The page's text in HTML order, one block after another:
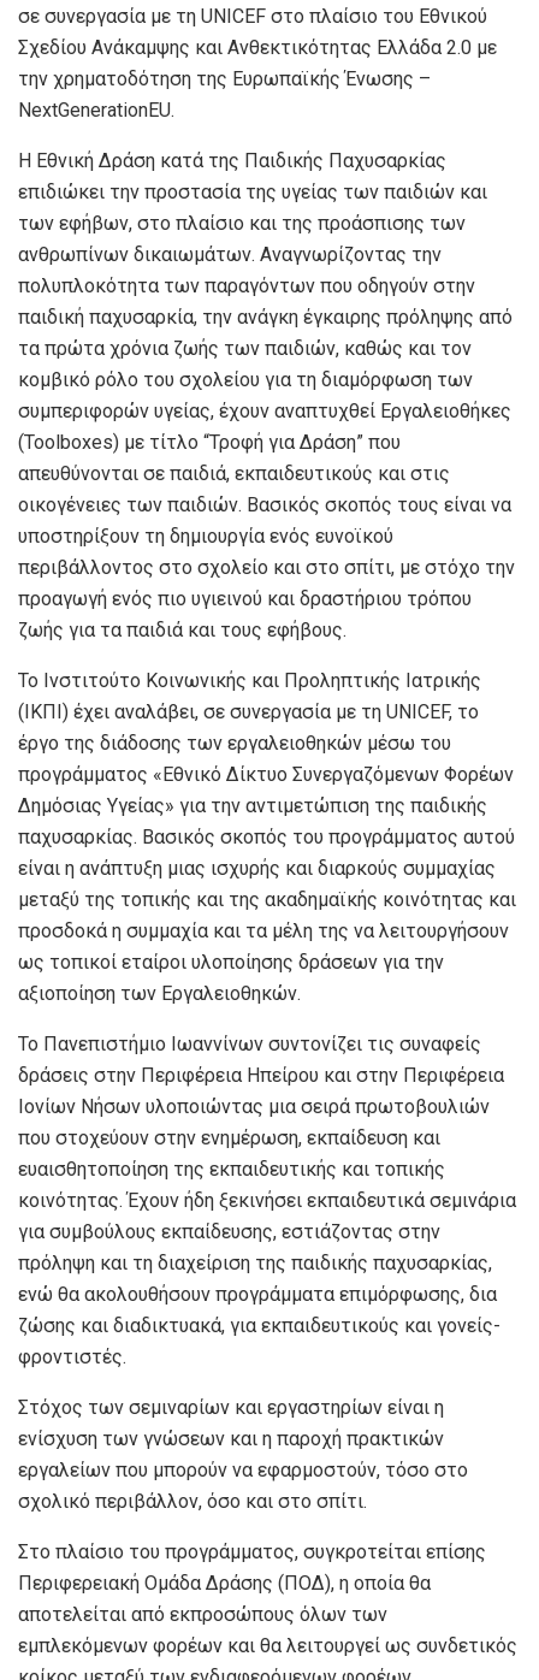
σε συνεργασία με τη UNICEF στο πλαίσιο του Εθνικού
Σχεδίου Ανάκαμψης και Ανθεκτικότητας Ελλάδα 2.0 με
την χρηματοδότηση της Ευρωπαϊκής Ένωσης –
NextGenerationEU.
Η Εθνική Δράση κατά της Παιδικής Παχυσαρκίας
επιδιώκει την προστασία της υγείας των παιδιών και
των εφήβων, στο πλαίσιο και της προάσπισης των
ανθρωπίνων δικαιωμάτων. Αναγνωρίζοντας την
πολυπλοκότητα των παραγόντων που οδηγούν στην
παιδική παχυσαρκία, την ανάγκη έγκαιρης πρόληψης από
τα πρώτα χρόνια ζωής των παιδιών, καθώς και τον
κομβικό ρόλο του σχολείου για τη διαμόρφωση των
συμπεριφορών υγείας, έχουν αναπτυχθεί Εργαλειοθήκες
(Toolboxes) με τίτλο “Τροφή για Δράση” που
απευθύνονται σε παιδιά, εκπαιδευτικούς και στις
οικογένειες των παιδιών. Βασικός σκοπός τους είναι να
υποστηρίξουν τη δημιουργία ενός ευνοϊκού
περιβάλλοντος στο σχολείο και στο σπίτι, με στόχο την
προαγωγή ενός πιο υγιεινού και δραστήριου τρόπου
ζωής για τα παιδιά και τους εφήβους.
Το Ινστιτούτο Κοινωνικής και Προληπτικής Ιατρικής
(ΙΚΠΙ) έχει αναλάβει, σε συνεργασία με τη UNICEF, το
έργο της διάδοσης των εργαλειοθηκών μέσω του
προγράμματος «Εθνικό Δίκτυο Συνεργαζόμενων Φορέων
Δημόσιας Υγείας» για την αντιμετώπιση της παιδικής
παχυσαρκίας. Βασικός σκοπός του προγράμματος αυτού
είναι η ανάπτυξη μιας ισχυρής και διαρκούς συμμαχίας
μεταξύ της τοπικής και της ακαδημαϊκής κοινότητας και
προσδοκά η συμμαχία και τα μέλη της να λειτουργήσουν
ως τοπικοί εταίροι υλοποίησης δράσεων για την
αξιοποίηση των Εργαλειοθηκών.
Το Πανεπιστήμιο Ιωαννίνων συντονίζει τις συναφείς
δράσεις στην Περιφέρεια Ηπείρου και στην Περιφέρεια
Ιονίων Νήσων υλοποιώντας μια σειρά πρωτοβουλιών
που στοχεύουν στην ενημέρωση, εκπαίδευση και
ευαισθητοποίηση της εκπαιδευτικής και τοπικής
κοινότητας. Έχουν ήδη ξεκινήσει εκπαιδευτικά σεμινάρια
για συμβούλους εκπαίδευσης, εστιάζοντας στην
πρόληψη και τη διαχείριση της παιδικής παχυσαρκίας,
ενώ θα ακολουθήσουν προγράμματα επιμόρφωσης, δια
ζώσης και διαδικτυακά, για εκπαιδευτικούς και γονείς-
φροντιστές.
Στόχος των σεμιναρίων και εργαστηρίων είναι η
ενίσχυση των γνώσεων και η παροχή πρακτικών
εργαλείων που μπορούν να εφαρμοστούν, τόσο στο
σχολικό περιβάλλον, όσο και στο σπίτι.
Στο πλαίσιο του προγράμματος, συγκροτείται επίσης
Περιφερειακή Ομάδα Δράσης (ΠΟΔ), η οποία θα
αποτελείται από εκπροσώπους όλων των
εμπλεκόμενων φορέων και θα λειτουργεί ως συνδετικός